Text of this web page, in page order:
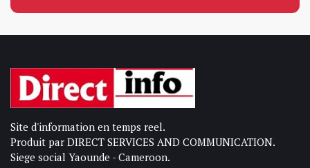
Site d'information en temps reel.
Produit par DIRECT SERVICES AND COMMUNICATION.
Siege social Yaounde - Cameroon.